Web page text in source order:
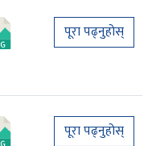
पूरा पढ्नुहोस्
पूरा पढ्नुहोस्